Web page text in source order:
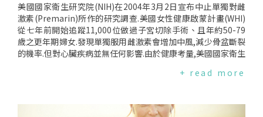
美國國家衛生研究院(NIH)在2004年3月2日宣布中止單獨對雌
激素(Premarin)所作的研究調查.美國女性健康啟蒙計畫(WHI)
從七年前開始追蹤11,000位做過子宮切除手術、且年約50-79
歲之更年期婦女.發現單獨服用雌激素會增加中風,減少骨盆斷裂
的機率.但對心臟疾病並無任何影響.由於健康考量,美國國家衛生
在詳細分析研究資料,並預期將在兩個月後會有更完整的報告.
+ read more